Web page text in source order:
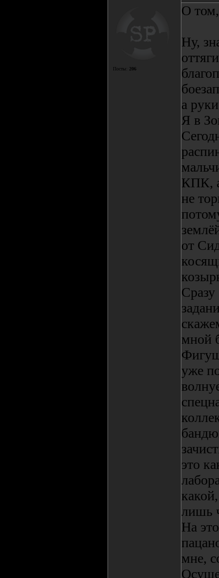
Посты: 206
О
Ну,
а
Я в
КПК,
не
от
мной
уже
это
лишь
На
мне,